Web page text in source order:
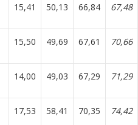
15,41 50,13 66,84 67,48
15,50 49,69 67,61 70,66
14,00 49,03 67,29 71,29
17,53 58,41 70,35 74,42